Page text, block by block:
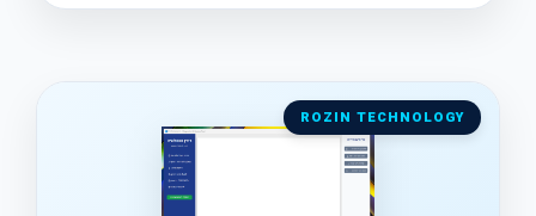
ROZIN TECHNOLOGY